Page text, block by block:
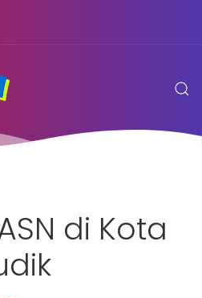
di Kota